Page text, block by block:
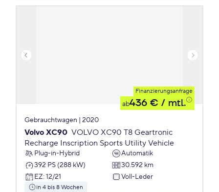
Finanzierungsanfrage
ab436 € / mtl.
Gebrauchtwagen | 2020
Volvo XC90 VOLVO XC90 T8 Geartronic
Recharge Inscription Sports Utility Vehicle
Plug-in-Hybrid
Automatik
392 PS (288 kW)
30.592 km
EZ: 12/21 Voll-Leder
in 4 bis 8 Wochen